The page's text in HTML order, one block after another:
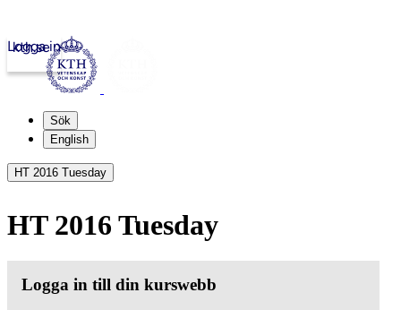
kth.se
Logga in
Sök
English
HT 2016 Tuesday
HT 2016 Tuesday
Logga in till din kurswebb